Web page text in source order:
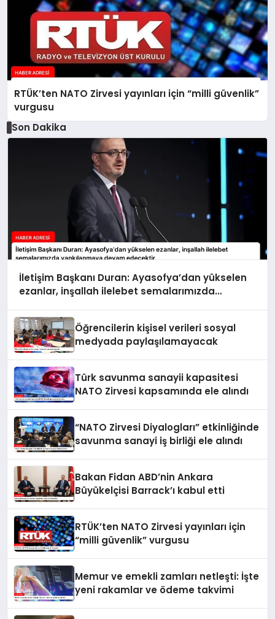
RTÜK’ten NATO Zirvesi yayınları için “milli güvenlik”
vurgusu
Son Dakika
İletişim Başkanı Duran: Ayasofya’dan yükselen
ezanlar, inşallah ilelebet semalarımızda
Öğrencilerin kişisel verileri sosyal
medyada paylaşılamayacak
Türk savunma sanayii kapasitesi
NATO Zirvesi kapsamında ele alındı
“NATO Zirvesi Diyalogları” etkinliğinde
savunma sanayi iş birliği ele alındı
Bakan Fidan ABD’nin Ankara
Büyükelçisi Barrack’ı kabul etti
RTÜK’ten NATO Zirvesi yayınları için
“milli güvenlik” vurgusu
Memur ve emekli zamları netleşti: İşte
yeni rakamlar ve ödeme takvimi